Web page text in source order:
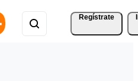
Regístrate